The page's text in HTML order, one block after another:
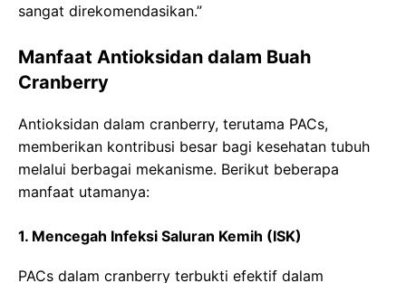
sangat direkomendasikan.”
Manfaat Antioksidan dalam Buah
Cranberry
Antioksidan dalam cranberry, terutama PACs,
memberikan kontribusi besar bagi kesehatan tubuh
melalui berbagai mekanisme. Berikut beberapa
manfaat utamanya:
1. Mencegah Infeksi Saluran Kemih (ISK)
PACs dalam cranberry terbukti efektif dalam